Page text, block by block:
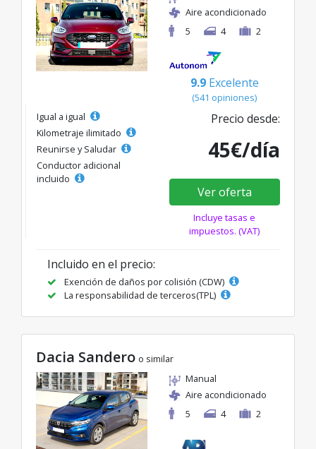
Aire acondicionado
5
4 2
9.9 Excelente
(541 opiniones)
Igual a igual
Kilometraje ilimitado
Reunirse y Saludar
Conductor adicional
incluido
Precio desde:
45€/día
Ver oferta
Incluye tasas e
impuestos. (VAT)
Incluido en el precio:
Exención de daños por colisión (CDW)
La responsabilidad de terceros(TPL)
Dacia Sandero o similar
Manual
Aire acondicionado
5
4 2